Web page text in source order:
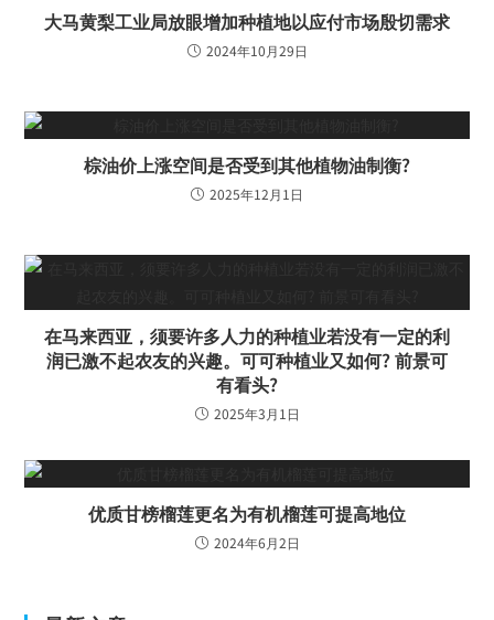
大马黄梨工业局放眼增加种植地以应付市场殷切需求
2024年10月29日
棕油价上涨空间是否受到其他植物油制衡?
2025年12月1日
在马来西亚，须要许多人力的种植业若没有一定的利
润已激不起农友的兴趣。可可种植业又如何? 前景可
有看头?
2025年3月1日
优质甘榜榴莲更名为有机榴莲可提高地位
2024年6月2日